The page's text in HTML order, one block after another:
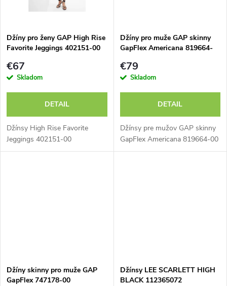
v
v
Džíny pro ženy GAP High Rise
Favorite Jeggings 402151-00
€67
Skladom
DETAIL
Džínsy High Rise Favorite
Jeggings 402151-00
Džíny pro muže GAP skinny
GapFlex Americana 819664-
€79
Skladom
DETAIL
Džínsy pre mužov GAP skinny
GapFlex Americana 819664-00
Džíny skinny pro muže GAP
GapFlex 747178-00
Džínsy LEE SCARLETT HIGH
BLACK 112365072